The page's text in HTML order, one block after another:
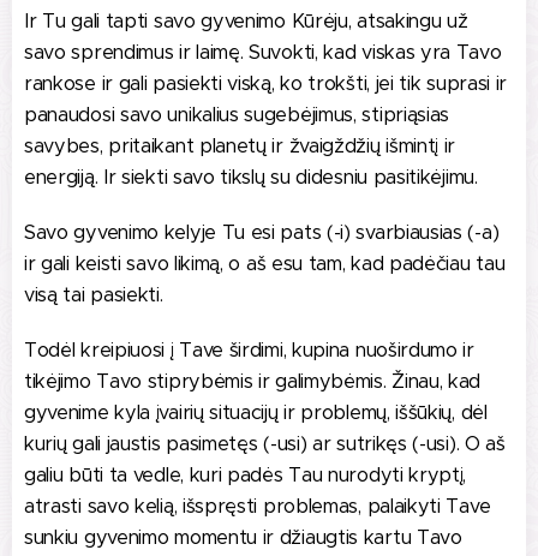
Ir Tu gali tapti savo gyvenimo Kūrėju, atsakingu už
savo sprendimus ir laimę. Suvokti, kad viskas yra Tavo
rankose ir gali pasiekti viską, ko trokšti, jei tik suprasi ir
panaudosi savo unikalius sugebėjimus, stipriąsias
savybes, pritaikant planetų ir žvaigždžių išmintį ir
energiją. Ir siekti savo tikslų su didesniu pasitikėjimu.
Savo gyvenimo kelyje Tu esi pats (-i) svarbiausias (-a)
ir gali keisti savo likimą, o aš esu tam, kad padėčiau tau
visą tai pasiekti.
Todėl kreipiuosi į Tave širdimi, kupina nuoširdumo ir
tikėjimo Tavo stiprybėmis ir galimybėmis. Žinau, kad
gyvenime kyla įvairių situacijų ir problemų, iššūkių, dėl
kurių gali jaustis pasimetęs (-usi) ar sutrikęs (-usi). O aš
galiu būti ta vedle, kuri padės Tau nurodyti kryptį,
atrasti savo kelią, išspręsti problemas, palaikyti Tave
sunkiu gyvenimo momentu ir džiaugtis kartu Tavo